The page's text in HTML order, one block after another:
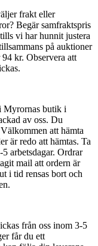
frakt eller
Begär samfraktspris
vi har hunnit justera
på auktioner
kr. Observera att
Myrornas butik i
av oss. Du
att hämta
är redo att hämtas. Ta
arbetsdagar. Ordrar
mail att ordern är
i tid rensas bort och
från oss inom 3-5
får du ett